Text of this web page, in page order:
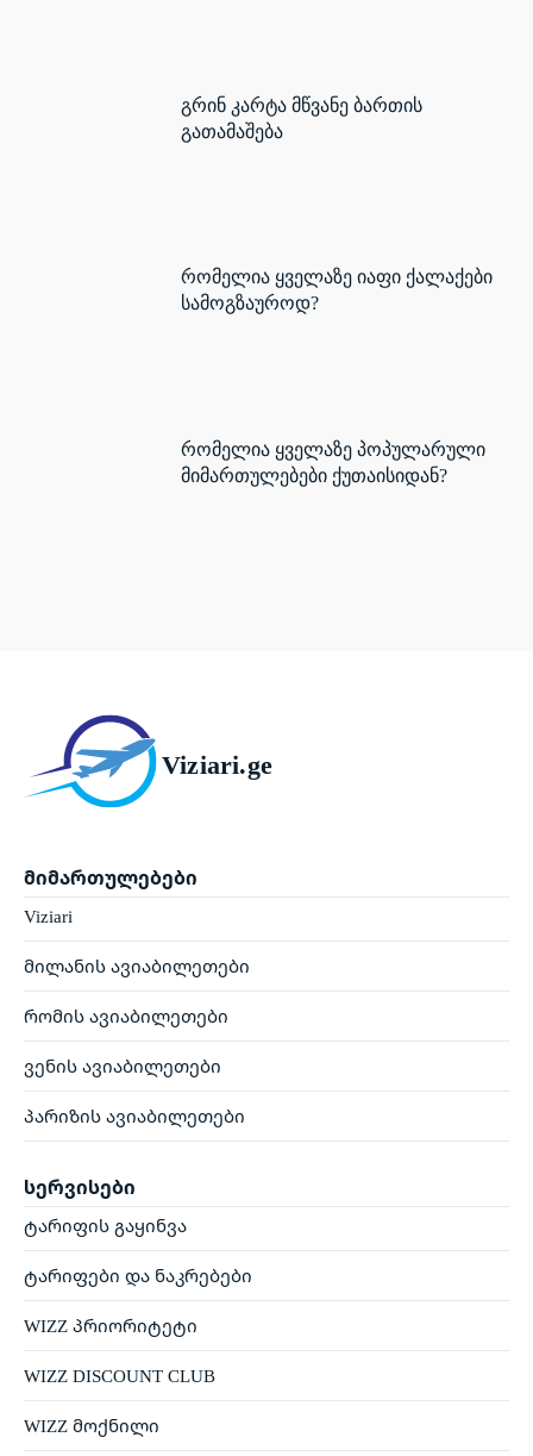
გრინ კარტა მწვანე ბართის
გათამაშება
რომელია ყველაზე იაფი ქალაქები
სამოგზაუროდ?
რომელია ყველაზე პოპულარული
მიმართულებები ქუთაისიდან?
Viziari.ge
მიმართულებები
Viziari
მილანის ავიაბილეთები
რომის ავიაბილეთები
ვენის ავიაბილეთები
პარიზის ავიაბილეთები
სერვისები
ტარიფის გაყინვა
ტარიფები და ნაკრებები
WIZZ პრიორიტეტი
WIZZ DISCOUNT CLUB
WIZZ მოქნილი